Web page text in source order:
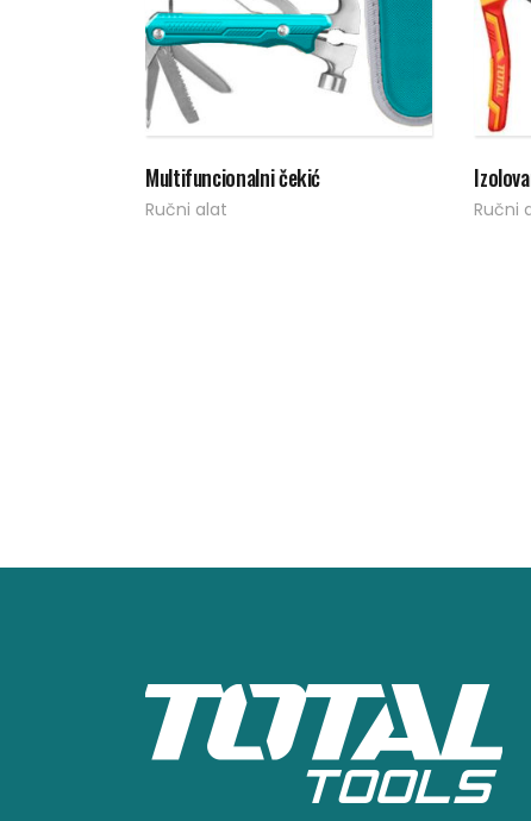
Pročitaj više
Multifuncionalni čekić
Ručni alat Ručni